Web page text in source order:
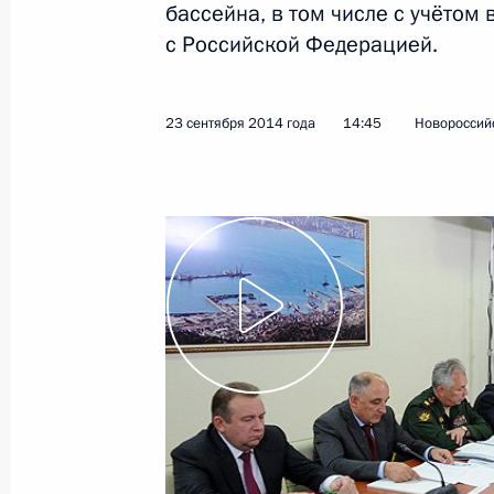
30 сентября 2014 года, 16:00
29 сентября 2014 года,
Выступление на встрече глав
Каспийского саммита в
29 сентября 2014 года, 15:30 Астрахань
бассейна, в том числе с
с Российской Федерацией.
23 сентября 2014 года 14:45